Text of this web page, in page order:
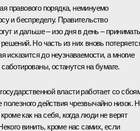
правового порядка, неминуемо
и беспределу. Правительство
и дальше – изо дня в день – принимать
Но часть из них вновь
исказится до неузнаваемости, а многие
останутся на бумаге.
власти работает со
действия чрезвычайно низок.
кроме как на себя, когда люди не верят
винить, кроме нас самих, если